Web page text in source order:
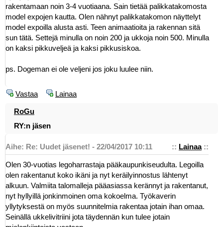
rakentamaan noin 3-4 vuotiaana. Sain tietää palikkatakomosta
model expojen kautta. Olen nähnyt palikkatakomon näyttelyt
model expoilla alusta asti. Teen animaatioita ja rakennan sitä
sun tätä. Settejä minulla on noin 200 ja ukkoja noin 500. Minulla
on kaksi pikkuveljeä ja kaksi pikkusiskoa.
ps. Dogeman ei ole veljeni jos joku luulee niin.
Vastaa Lainaa
RoGu
RY:n jäsen
:: Lainaa::
Aihe: Re: Uudet jäsenet! - 22/04/2017 10:11
Olen 30-vuotias legoharrastaja pääkaupunkiseudulta. Legoilla
olen rakentanut koko ikäni ja nyt keräilyinnostus lähtenyt
alkuun. Valmiita talomalleja pääasiassa kerännyt ja rakentanut,
nyt hyllyillä jonkinmoinen oma kokoelma. Työkaverin
yllytyksestä on myös suunnitelmia rakentaa jotain ihan omaa.
Seinällä ukkelivitriini jota täydennän kun tulee jotain